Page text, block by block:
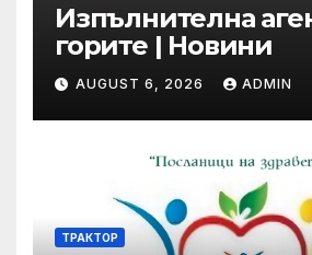
Изпълнителна
горите | Новини
AUGUST 6, 2026 ADMIN
ТРАКТОР